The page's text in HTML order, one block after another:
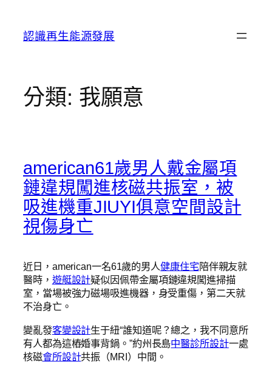
認識再生能源發展
分類: 我願意
american61歲男人戴金屬項
鏈違規闖進核磁共振室，被
吸進機重JIUYI俱意空間設計
視傷身亡
近日，american一名61歲的男人健康住宅陪伴親友就
醫時， 遊艇設計疑似因佩帶金屬項鏈違規闖進掃描
室，當場被強力磁場吸進機器，身受重傷，第二天就
不治身亡。
變亂發客變設計生于紐“誰知道呢？總之，我不同意所
有人都為這樁婚事背鍋。”約州長島中醫診所設計一處
核磁會所設計共振（MRI）中間。